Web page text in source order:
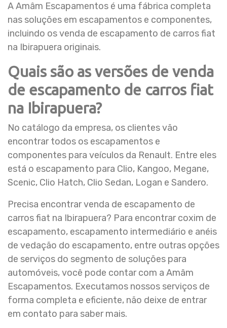
A Amâm Escapamentos é uma fábrica completa
nas soluções em escapamentos e componentes,
incluindo os venda de escapamento de carros fiat
na Ibirapuera originais.
Quais são as versões de venda
de escapamento de carros fiat
na Ibirapuera?
No catálogo da empresa, os clientes vão
encontrar todos os escapamentos e
componentes para veículos da Renault. Entre eles
está o escapamento para Clio, Kangoo, Megane,
Scenic, Clio Hatch, Clio Sedan, Logan e Sandero.
Precisa encontrar venda de escapamento de
carros fiat na Ibirapuera? Para encontrar coxim de
escapamento, escapamento intermediário e anéis
de vedação do escapamento, entre outras opções
de serviços do segmento de soluções para
automóveis, você pode contar com a Amâm
Escapamentos. Executamos nossos serviços de
forma completa e eficiente, não deixe de entrar
em contato para saber mais.